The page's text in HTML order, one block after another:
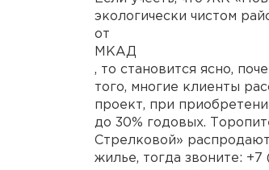
экологически чистом
от
МКАД
, то становится ясно,
того, многие клиенты
проект, при
до 30% годовых.
Стрелковой»
жилье, тогда звоните: